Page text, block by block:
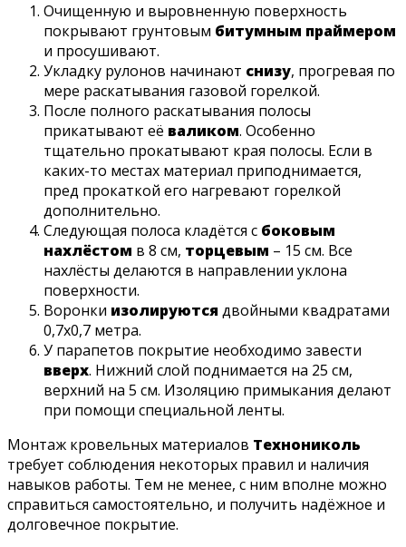
Очищенную и выровненную поверхность
покрывают грунтовым битумным праймером
и просушивают.
Укладку рулонов начинают снизу, прогревая по
мере раскатывания газовой горелкой.
После полного раскатывания полосы
прикатывают её валиком. Особенно
тщательно прокатывают края полосы. Если в
каких-то местах материал приподнимается,
пред прокаткой его нагревают горелкой
дополнительно.
Следующая полоса кладётся с боковым
нахлёстом в 8 см, торцевым – 15 см. Все
нахлёсты делаются в направлении уклона
поверхности.
Воронки изолируютсядвойными квадратами
0,7х0,7 метра.
У парапетов покрытие необходимо завести
вверх. Нижний слой поднимается на 25 см,
верхний на 5 см. Изоляцию примыкания делают
при помощи специальной ленты.
Монтаж кровельных материалов Технониколь
требует соблюдения некоторых правил и наличия
навыков работы. Тем не менее, с ним вполне можно
справиться самостоятельно, и получить надёжное и
долговечное покрытие.